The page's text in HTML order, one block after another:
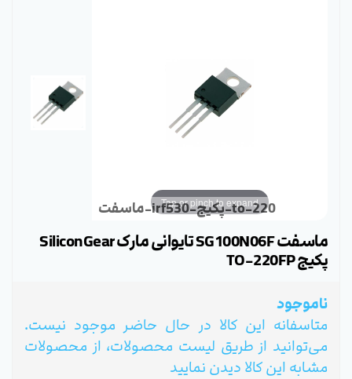
ماسفت-irf530-پکیج-to-220
Tap or pinch to expand
ماسفت SG100N06F تایوانی مارک SiliconGear
پکیج TO-220FP
ناموجود
متاسفانه این کالا در حال حاضر موجود نیست.
می‌توانید از طریق لیست محصولات، از محصولات
مشابه این کالا دیدن نمایید